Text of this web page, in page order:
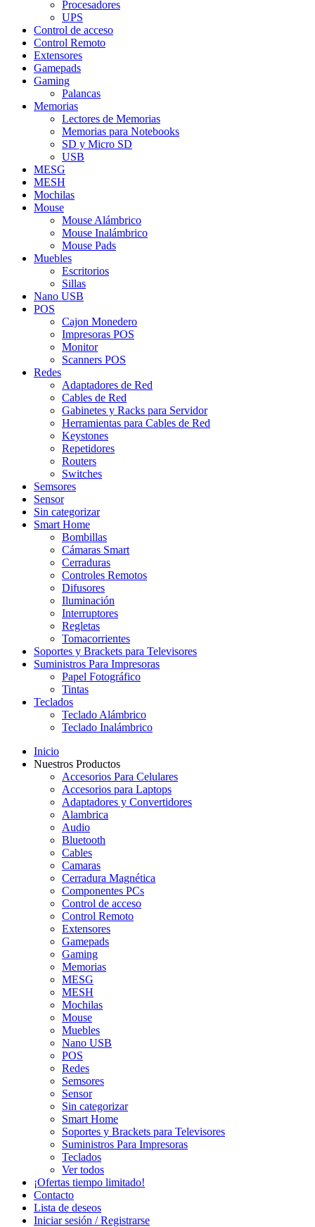
Procesadores
UPS
Control de acceso
Control Remoto
Extensores
Gamepads
Gaming
Palancas
Memorias
Lectores de Memorias
Memorias para Notebooks
SD y Micro SD
USB
MESG
MESH
Mochilas
Mouse
Mouse Alámbrico
Mouse Inalámbrico
Mouse Pads
Muebles
Escritorios
Sillas
Nano USB
POS
Cajon Monedero
Impresoras POS
Monitor
Scanners POS
Redes
Adaptadores de Red
Cables de Red
Gabinetes y Racks para Servidor
Herramientas para Cables de Red
Keystones
Repetidores
Routers
Switches
Semsores
Sensor
Sin categorizar
Smart Home
Bombillas
Cámaras Smart
Cerraduras
Controles Remotos
Difusores
Iluminación
Interruptores
Regletas
Tomacorrientes
Soportes y Brackets para Televisores
Suministros Para Impresoras
Papel Fotográfico
Tintas
Teclados
Teclado Alámbrico
Teclado Inalámbrico
Inicio
Nuestros Productos
Accesorios Para Celulares
Accesorios para Laptops
Adaptadores y Convertidores
Alambrica
Audio
Bluetooth
Cables
Camaras
Cerradura Magnética
Componentes PCs
Control de acceso
Control Remoto
Extensores
Gamepads
Gaming
Memorias
MESG
MESH
Mochilas
Mouse
Muebles
Nano USB
POS
Redes
Semsores
Sensor
Sin categorizar
Smart Home
Soportes y Brackets para Televisores
Suministros Para Impresoras
Teclados
Ver todos
¡Ofertas tiempo limitado!
Contacto
Lista de deseos
Iniciar sesión / Registrarse